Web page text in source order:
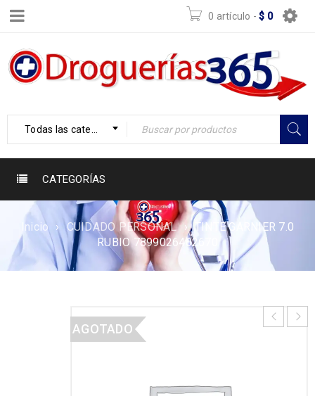
0 artículo - $ 0
Todas las categorías
CATEGORÍAS
Inicio › CUIDADO PERSONAL ›
TINTE GARNIER 7.0
RUBIO 7899026462670
AGOTADO